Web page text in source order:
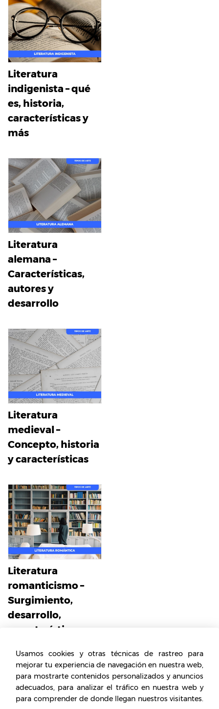
Literatura
indigenista – qué
es, historia,
características y
más
Literatura
alemana –
Características,
autores y
desarrollo
Literatura
medieval –
Concepto, historia
y características
Literatura
romanticismo –
Surgimiento,
desarrollo,
características
Usamos cookies y otras técnicas de rastreo para
mejorar tu experiencia de navegación en nuestra web,
para mostrarte contenidos personalizados y anuncios
adecuados, para analizar el tráfico en nuestra web y
para comprender de donde llegan nuestros visitantes.